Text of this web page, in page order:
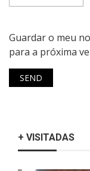
Guardar o meu
para a próxima
+ VISITADAS